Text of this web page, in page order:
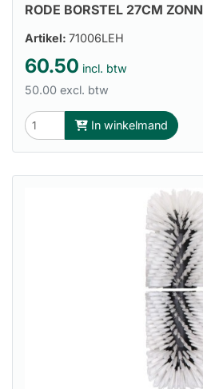
RODE BORSTEL 27CM
Artikel: 71006LEH
60.50 incl. btw
50.00 excl. btw
In winkelmand